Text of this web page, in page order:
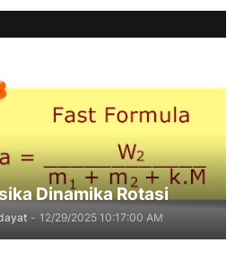
Dinamika Rotasi
- 12/29/2025 10:17:00 AM